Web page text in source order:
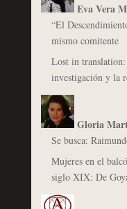
Eva Vera
“El
mismo comitente
Lost in
investigación y la
Gloria
Se busca:
Mujeres en el
siglo XIX: De